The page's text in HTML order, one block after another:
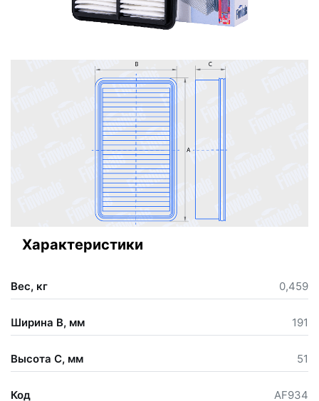
Характеристики
Вес, кг 0,459
Ширина В, мм 191
Высота С, мм 51
Код AF934